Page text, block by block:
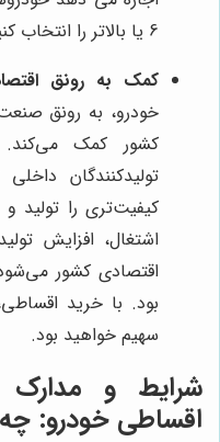
6 یا بالاتر را انتخاب کنید.
کمک به رونق
خودرو، به رونق
کشور کمک می‌کند.
تولیدکنندگان
کیفیت‌تری را تولید
اشتغال، افزایش
اقتصادی کشور
بود. با خرید
سهیم خواهید بود.
شرایط و مدارک
اقساطی خودرو: چه